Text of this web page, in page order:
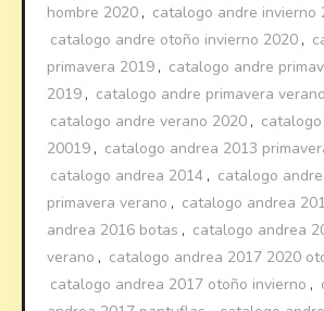
hombre 2020 , catalogo andre invierno
catalogo andre otoño invierno 2020 ,
primavera 2019 , catalogo andre
2019 , catalogo andre primavera
catalogo andre verano 2020 ,
20019 , catalogo andrea 2013
catalogo andrea 2014 , catalogo
primavera verano , catalogo andrea
andrea 2016 botas , catalogo andrea
verano , catalogo andrea 2017 2020
catalogo andrea 2017 otoño invierno ,